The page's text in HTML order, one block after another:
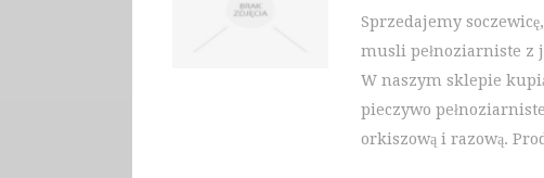
Sprzedajemy
musli pełnoziarniste z
W naszym sklepie
pieczywo
orkiszową i razową.